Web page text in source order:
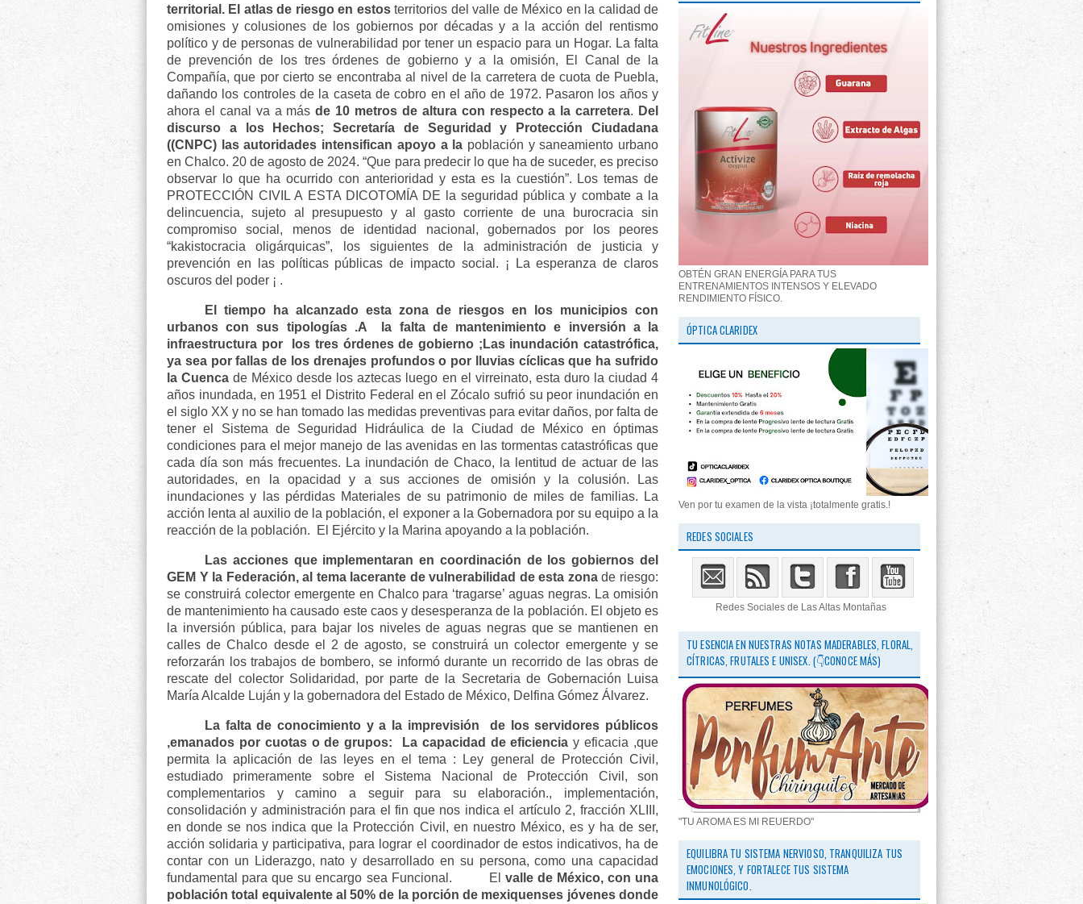
territorial. El atlas de riesgo en estosterritorios del valle de México en la calidad de
omisiones y colusiones de los gobiernos por décadas y a la acción del rentismo
político y de personas de vulnerabilidad por tener un espacio para un Hogar. La falta
de prevención de los tres órdenes de gobierno y a la omisión, El Canal de la
Compañía, que por cierto se encontraba al nivel de la carretera de cuota de Puebla,
dañando los controles de la caseta de cobro en el año de 1972. Pasaron los años y
ahora el canal va a másde 10 metros de altura con respecto a la carretera. Del
discurso a los Hechos; Secretaría de Seguridad y Protección Ciudadana
((CNPC) las autoridades intensifican apoyo a la población y saneamiento urbano
en Chalco. 20 de agosto de 2024. “Que para predecir lo que ha de suceder, es preciso
observar lo que ha ocurrido con anterioridad y esta es la cuestión”. Los temas de
PROTECCIÓN CIVIL A ESTA DICOTOMÍA DE la seguridad pública y combate a la
delincuencia, sujeto al presupuesto y al gasto corriente de una burocracia sin
compromiso social, menos de identidad nacional, gobernados por los peores
“kakistocracia oligárquicas”, los siguientes de la administración de justicia y
prevención en las políticas públicas de impacto social. ¡ La esperanza de claros
oscuros del poder ¡ .
El tiempo ha alcanzado esta zona de riesgos en los municipios con
urbanos con sus tipologías .A
la falta de mantenimiento e inversión a la
infraestructura por
los tres órdenes de gobierno ;Las inundación catastrófica,
ya sea por fallas de los drenajes profundos o por lluvias cíclicas que ha sufrido
la Cuenca de México desde los aztecas luego en el virreinato, esta duro la ciudad 4
años inundada, en 1951 el Distrito Federal en el Zócalo sufrió su peor inundación en
el siglo XX y no se han tomado las medidas preventivas para evitar daños, por falta de
tener el Sistema de Seguridad Hidráulica de la Ciudad de México en óptimas
condiciones para el mejor manejo de las avenidas en las tormentas catastróficas que
cada día son más frecuentes. La inundación de Chaco, la lentitud de actuar de las
autoridades, en la opacidad y a sus acciones de omisión y la colusión. Las
inundaciones y las pérdidas Materiales de su patrimonio de miles de familias. La
acción lenta al auxilio de la población, el exponer a la Gobernadora por su equipo a la
reacción de la población.
El Ejército y la Marina apoyando a la población.
Las acciones que implementaran en coordinación de los gobiernos del
GEM Y la Federación, al tema lacerante de vulnerabilidad de esta zonade riesgo:
se construirá colector emergente en Chalco para ‘tragarse’ aguas negras. La omisión
de mantenimiento ha causado este caos y desesperanza de la población. El objeto es
la inversión pública, para bajar los niveles de aguas negras que se mantienen en
calles de Chalco desde el 2 de agosto, se construirá un colector emergente y se
reforzarán los trabajos de bombero, se informó durante un recorrido de las obras de
rescate del colector Solidaridad, por parte de la Secretaria de Gobernación Luisa
María Alcalde Luján y la gobernadora del Estado de México, Delfina Gómez Álvarez.
La falta de conocimiento y a la imprevisión
de los servidores públicos
,emanados por cuotas o de grupos:
La capacidad de eficiencia y eficacia ,que
permita la aplicación de las leyes en el tema : Ley general de Protección Civil,
estudiado primeramente sobre el Sistema Nacional de Protección Civil, son
complementarios y camino a seguir para su elaboración., implementación,
consolidación y administración para el fin que nos indica el artículo 2, fracción XLIII,
en donde se nos indica que la Protección Civil, en nuestro México, es y ha de ser,
acción solidaria y participativa, para lograr el coordinador de estos indicativos, ha de
contar con un Liderazgo, nato y desarrollado en su persona, como una capacidad
fundamental para que su encargo sea Funcional.
El valle de México, con una
población total equivalente al 50% de la porción de mexiquenses jóvenes donde
OBTÉN GRAN ENERGÍA PARA TUS
ENTRENAMIENTOS INTENSOS Y ELEVADO
RENDIMIENTO FÍSICO.
ÓPTICA CLARIDEX
Ven por tu examen de la vista ¡totalmente gratis.!
REDES SOCIALES
Redes Sociales de Las Altas Montañas
TU ESENCIA EN NUESTRAS NOTAS MADERABLES, FLORAL,
CÍTRICAS, FRUTALES E UNISEX. (👇CONOCE MÁS)
"TU AROMA ES MI REUERDO"
EQUILIBRA TU SISTEMA NERVIOSO, TRANQUILIZA TUS
EMOCIONES, Y FORTALECE TUS SISTEMA
INMUNOLÓGICO.